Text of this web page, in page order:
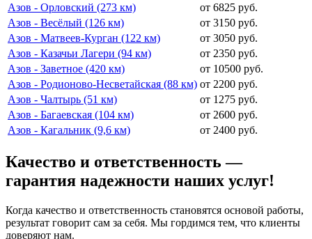
Азов - Орловский (273 км)
от 6825 руб.
Азов - Весёлый (126 км)
от 3150 руб.
Азов - Матвеев-Курган (122 км)
от 3050 руб.
Азов - Казачьи Лагери (94 км)
от 2350 руб.
Азов - Заветное (420 км)
от 10500 руб.
Азов - Родионово-Несветайская (88 км) от 2200 руб.
Азов - Чалтырь (51 км)
от 1275 руб.
Азов - Багаевская (104 км)
от 2600 руб.
Азов - Кагальник (9,6 км)
от 2400 руб.
Качество и ответственность —
гарантия надежности наших услуг!
Когда качество и ответственность становятся основой работы,
результат говорит сам за себя. Мы гордимся тем, что клиенты
доверяют нам.